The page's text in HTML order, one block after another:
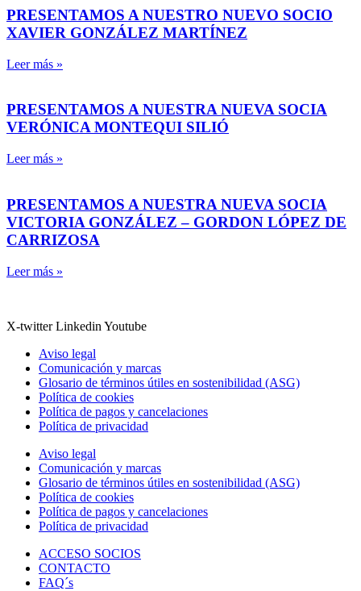
PRESENTAMOS A NUESTRO NUEVO SOCIO
XAVIER GONZÁLEZ MARTÍNEZ
Leer más »
PRESENTAMOS A NUESTRA NUEVA SOCIA
VERÓNICA MONTEQUI SILIÓ
Leer más »
PRESENTAMOS A NUESTRA NUEVA SOCIA
VICTORIA GONZÁLEZ – GORDON LÓPEZ DE
CARRIZOSA
Leer más »
X-twitter Linkedin Youtube
Aviso legal
Comunicación y marcas
Glosario de términos útiles en sostenibilidad (ASG)
Política de cookies
Política de pagos y cancelaciones
Política de privacidad
Aviso legal
Comunicación y marcas
Glosario de términos útiles en sostenibilidad (ASG)
Política de cookies
Política de pagos y cancelaciones
Política de privacidad
ACCESO SOCIOS
CONTACTO
FAQ´s